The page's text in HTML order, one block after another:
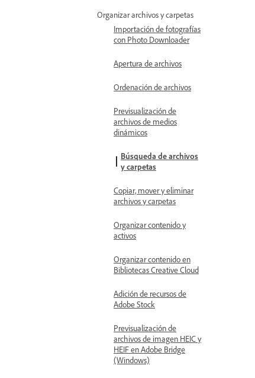
Organizar archivos y carpetas
Importación de fotografías
con Photo Downloader
Apertura de archivos
Ordenación de archivos
Previsualización de
archivos de medios
dinámicos
Búsqueda de archivos
y carpetas
Copiar, mover y eliminar
archivos y carpetas
Organizar contenido y
activos
Organizar contenido en
Bibliotecas Creative Cloud
Adición de recursos de
Adobe Stock
Previsualización de
archivos de imagen HEIC y
HEIF en Adobe Bridge
(Windows)